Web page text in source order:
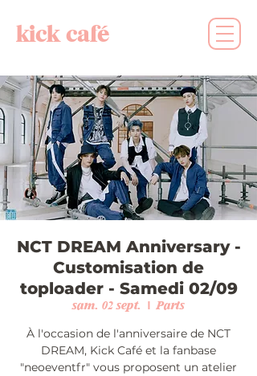
kick café
NCT DREAM Anniversary -
Customisation de
toploader - Samedi 02/09
sam. 02 sept.
  |
Paris
À l'occasion de l'anniversaire de NCT
DREAM, Kick Café et la fanbase
"neoeventfr" vous proposent un atelier